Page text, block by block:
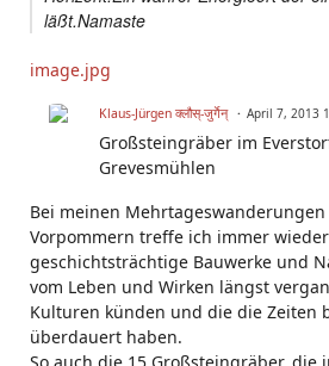
läßt.Namaste
image.jpg
Klaus-Jürgen क्लौस्-जुर्गेन् April 7, 2013
Großsteingräber im
Grevesmühlen
Bei meinen
Vorpommern treffe ich immer
geschichtsträchtige Bauwerke und
vom Leben und Wirken längst
Kulturen künden und die die Zeiten
überdauert haben.
So auch die 15 Großsteingräber, die